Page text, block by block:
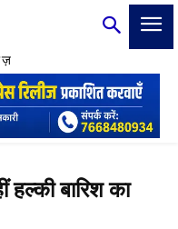
बारिश का